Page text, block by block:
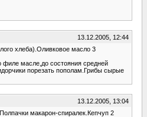
13.12.2005, 12:44
хлеба).Оливковое масло 3
филе масле,до состояния средней
порезать пополам.Грибы сырые
13.12.2005, 13:04
макарон-спиралек.Кепчуп 2